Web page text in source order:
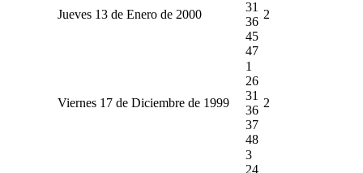
Jueves 13 de Enero de 2000
31
36
45
47
2
Viernes 17 de Diciembre de 1999
1
26
31
36
37
48
2
3
24